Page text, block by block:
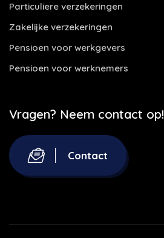
Particuliere verzekeringen
Zakelijke verzekeringen
Pensioen voor werkgevers
Pensioen voor werknemers
Vragen? Neem contact op!
Contact